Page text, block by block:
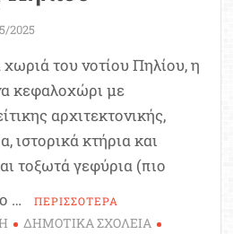
2025
του νοτίου Πηλίου, η
κεφαλοχώρι με
αρχιτεκτονικής,
ιστορικά κτήρια και
τοξωτά γεφύρια (πιο
…
ΠΕΡΙΣΣΟΤΕΡΑ
ΔΗΜΟΤΙΚΑ ΣΧΟΛΕΙΑ